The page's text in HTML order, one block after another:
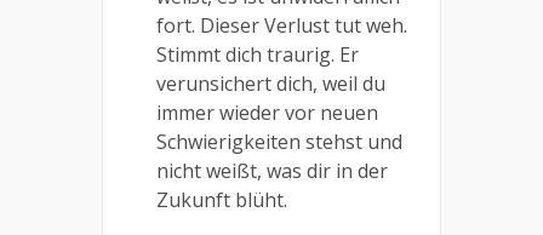
fort. Dieser Verlust tut weh.
Stimmt dich traurig. Er
verunsichert dich, weil du
immer wieder vor neuen
Schwierigkeiten stehst und
nicht weißt, was dir in der
Zukunft blüht.